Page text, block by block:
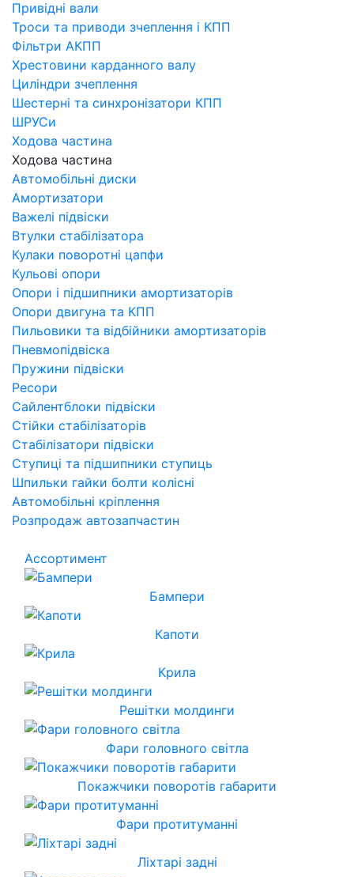
Привідні вали
Троси та приводи зчеплення і КПП
Фільтри АКПП
Хрестовини карданного валу
Циліндри зчеплення
Шестерні та синхронізатори КПП
ШРУСи
Ходова частина
Ходова частина
Автомобільні диски
Амортизатори
Важелі підвіски
Втулки стабілізатора
Кулаки поворотні цапфи
Кульові опори
Опори і підшипники амортизаторів
Опори двигуна та КПП
Пильовики та відбійники амортизаторів
Пневмопідвіска
Пружини підвіски
Ресори
Сайлентблоки підвіски
Стійки стабілізаторів
Стабілізатори підвіски
Ступиці та підшипники ступиць
Шпильки гайки болти колісні
Автомобільні кріплення
Розпродаж автозапчастин
Ассортимент
Бампери
Капоти
Крила
Решітки молдинги
Фари головного світла
Покажчики поворотів габарити
Фари протитуманні
Ліхтарі задні